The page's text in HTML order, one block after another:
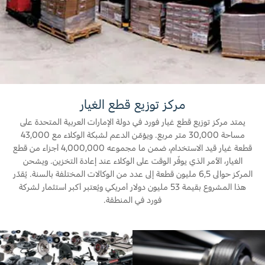
البحرين
العراق
لبنان
سلطنة
عمان
‫المملكة
طلب سعر
البحث عن الوكيل
أسطول فورد
فورد بروتكت
خطة الخدمات الممتدة
خطة الخدمات الممتدة
إصلاح أضرار الحوادث
القسائم والخصومات الخاصة بالصيانة
الإطارات
خدمات فورد
خدمة المحرك
خدمة الفرامل
خدمة البطارية
الضمان والتأمين
مركز توزيع قطع الغيار
يمتد مركز توزيع قطع غيار فورد في دولة الإمارات العربية المتحدة على
مساحة 30,000 متر مربع. ويؤمّن الدعم لشبكة الوكلاء مع 43,000
قطعة غيار قيد الاستخدام، ضمن ما مجموعه 4,000,000 أجزاء من قطع
الغيار، الأمر الذي يوفّر الوقت على الوكلاء عند إعادة التخزين. ويشحن
المركز حوالى 6,5 مليون قطعة إلى عدد من الوكالات المختلفة بالسنة. يُقدّر
هذا المشروع بقيمة 53 مليون دولار أمريكي ويُعتبر أكبر استثمار لشركة
فورد في المنطقة.